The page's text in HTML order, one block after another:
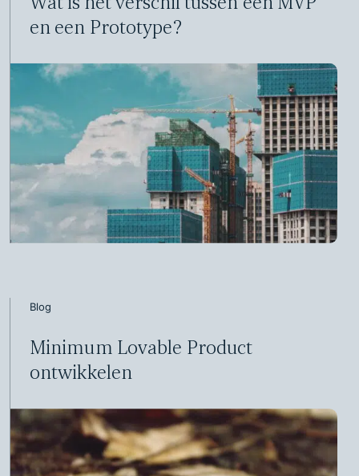
en een Prototype?
Blog
Minimum Lovable Product
ontwikkelen